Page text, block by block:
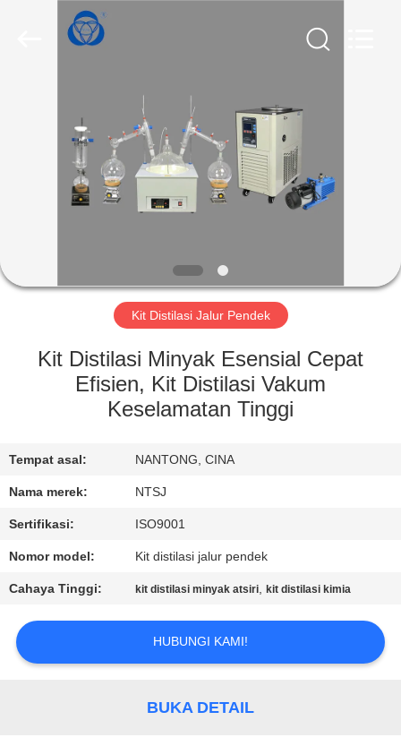
PRODUK
TENTANG
TUR
KONTROL
KUALITAS
HUBUNGI
KAMI
BERITA
PENAWARAN
Kit Distilasi Jalur Pendek
Kit Distilasi Minyak Esensial Cepat
Efisien, Kit Distilasi Vakum
Keselamatan Tinggi
Tempat asal: NANTONG, CINA
Nama merek: NTSJ
Sertifikasi: ISO9001
Nomor model: Kit distilasi jalur pendek
Cahaya Tinggi: kit distilasi minyak atsiri,kit distilasi kimia
HUBUNGI KAMI!
BUKA DETAIL